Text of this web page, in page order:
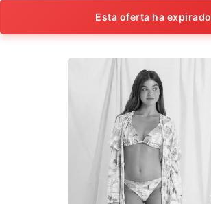
Esta oferta ha expirado